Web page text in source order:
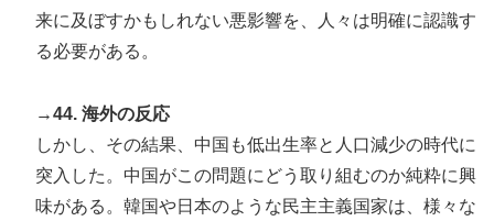
来に及ぼすかもしれない悪影響を、人々は明確に認識す
る必要がある。
→44. 海外の反応
しかし、その結果、中国も低出生率と人口減少の時代に
突入した。中国がこの問題にどう取り組むのか純粋に興
味がある。韓国や日本のような民主主義国家は、様々な